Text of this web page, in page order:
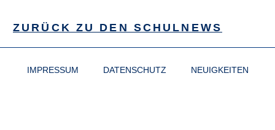
ZURÜCK ZU DEN SCHULNEWS
IMPRESSUM DATENSCHUTZ NEUIGKEITEN